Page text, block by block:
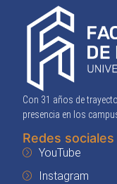
Con 31 años de
presencia en los
Redes sociales
YouTube
Instagram